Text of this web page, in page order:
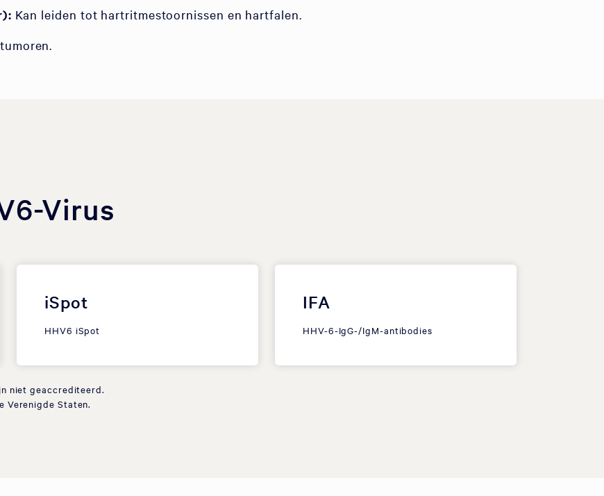
Kan leiden tot hartritmestoornissen en hartfalen.
Virus
iSpot
HHV6 iSpot
IFA
HHV-6-IgG-/IgM-antibodies
niet geaccrediteerd.
Verenigde Staten.